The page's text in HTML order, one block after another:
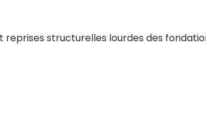
structurelles lourdes des